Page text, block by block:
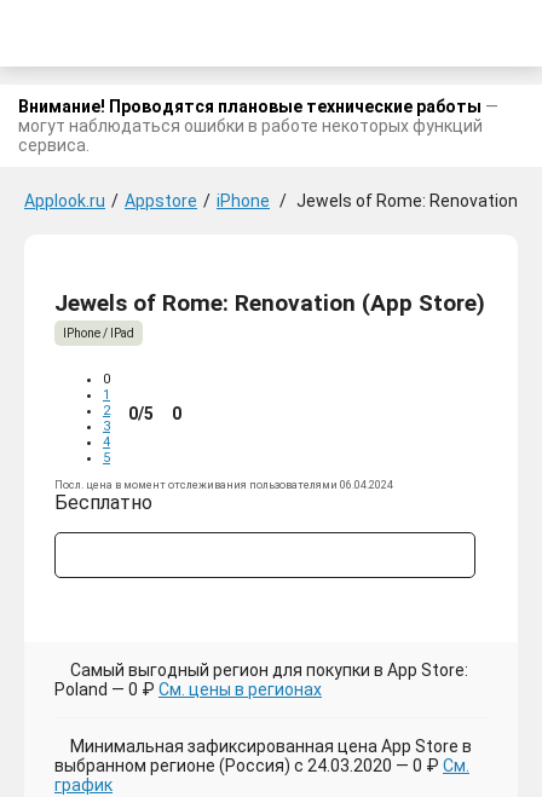
Внимание! Проводятся плановые технические работы —
могут наблюдаться ошибки в работе некоторых функций
сервиса.
Applook.ru / Appstore / iPhone / Jewels of Rome: Renovation
Jewels of Rome: Renovation (App Store)
IPhone / IPad
0
1
2
3
4
5
0/5 0
Посл. цена в момент отслеживания пользователями 06.04.2024
Бесплатно
Самый выгодный регион для покупки в App Store:
Poland — 0 ₽ См. цены в регионах
Минимальная зафиксированная цена App Store в
выбранном регионе (Россия) с 24.03.2020 — 0 ₽ См.
график